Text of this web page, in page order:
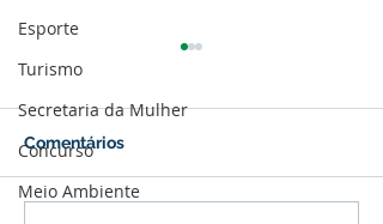
Esporte
Turismo
Secretaria da Mulher
Concurso
Meio Ambiente
Comentários